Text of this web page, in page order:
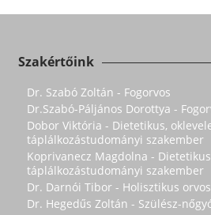
Szakértőink
Dr. Szabó Zoltán - Fogorvos
Dr.Szabó-Páljános Dorottya -
Dobor Viktória - Dietetikus,
táplálkozástudományi szakember
Koprivanecz Magdolna -
táplálkozástudományi szakember
Dr. Darnói Tibor - Holisztikus orvos
Dr. Hegedűs Zoltán - Szülész-